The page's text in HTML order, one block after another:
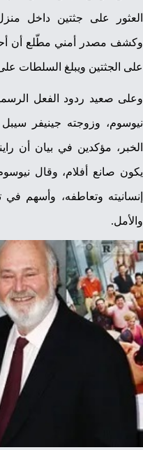
العثور على جثتين داخل
وكشف مصدر أمني مطّلع أن أحد
على الجثتين ويبلغ السلطات
وعلى صعيد ردود الفعل
نيوسوم، وزوجته جينيفر
الخبر، مؤكدين في بيان أن
يكون صانع أفلام، وقال
إنسانيته وتعاطفه، وأسهم
والأمل.